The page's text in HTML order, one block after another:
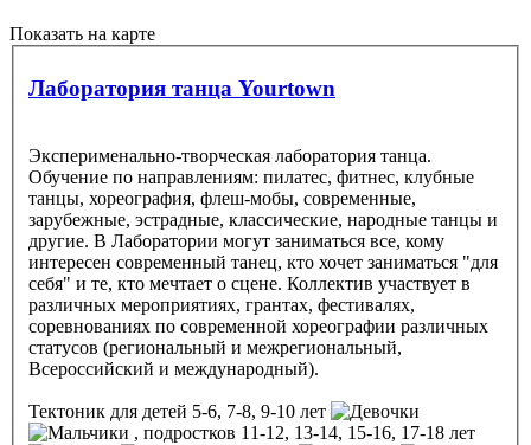
Показать на карте
Лаборатория танца Yourtown
Эксперименально-творческая лаборатория танца.
Обучение по направлениям: пилатес, фитнес, клубные
танцы, хореография, флеш-мобы, современные,
зарубежные, эстрадные, классические, народные танцы и
другие. В Лаборатории могут заниматься все, кому
интересен современный танец, кто хочет заниматься "для
себя" и те, кто мечтает о сцене. Коллектив участвует в
различных мероприятиях, грантах, фестивалях,
соревнованиях по современной хореографии различных
статусов (региональный и межрегиональный,
Всероссийский и международный).
Тектоник для детей 5-6, 7-8, 9-10 лет
, подростков 11-12, 13-14, 15-16, 17-18 лет